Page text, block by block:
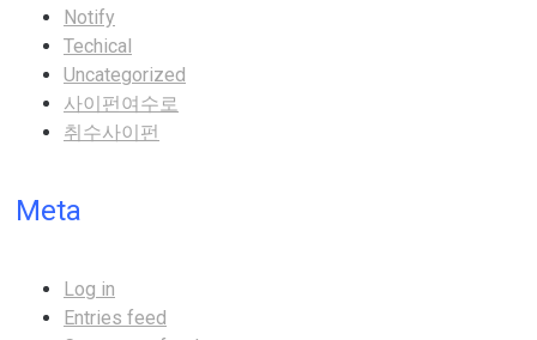
Notify
Techical
Uncategorized
사이펀여수로
취수사이펀
Meta
Log in
Entries feed